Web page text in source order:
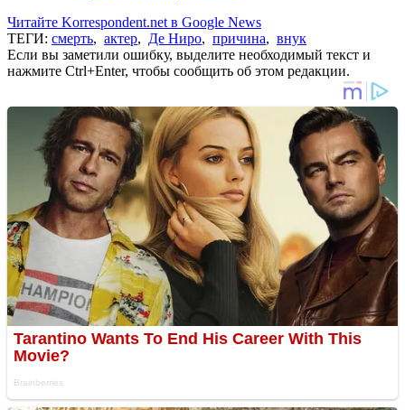
Читайте Korrespondent.net в Google News
ТЕГИ: смерть, актер, Де Ниро, причина, внук
Если вы заметили ошибку, выделите необходимый текст и
нажмите Ctrl+Enter, чтобы сообщить об этом редакции.